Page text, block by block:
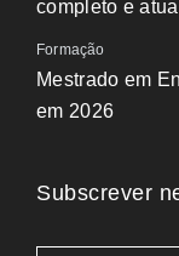
completo e
Formação
Mestrado em
em 2026
Subscrever